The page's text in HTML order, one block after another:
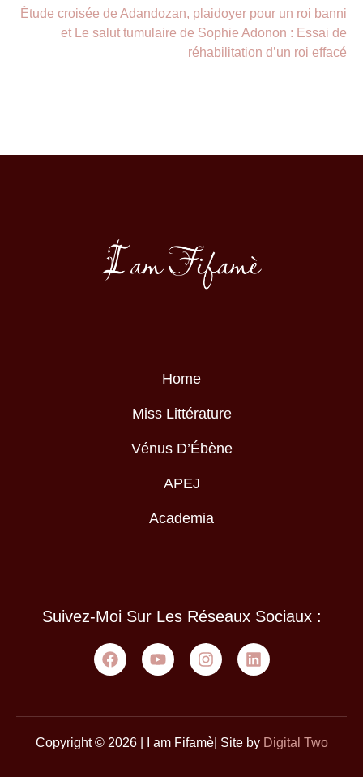
Étude croisée de Adandozan, plaidoyer pour un roi banni
et Le salut tumulaire de Sophie Adonon : Essai de
réhabilitation d’un roi effacé
Home
Miss Littérature
Vénus D’Ébène
APEJ
Academia
Suivez-Moi Sur Les Réseaux Sociaux :
Copyright © 2026 | I am Fifamè| Site by Digital Two